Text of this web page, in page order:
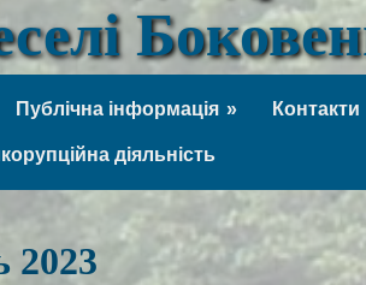
Публічна інформація Контакти
діяльність
2023